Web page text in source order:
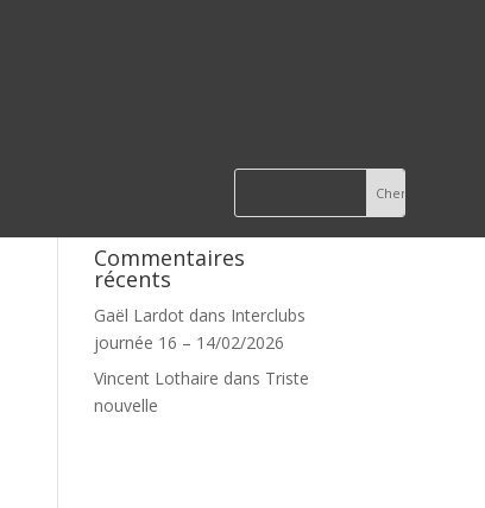
Commentaires
récents
Gaël Lardot dans Interclubs
journée 16 – 14/02/2026
Vincent Lothaire dans Triste
nouvelle